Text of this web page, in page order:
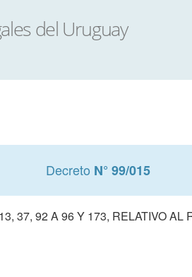
Decreto N° 99/015
37, 92 A 96 Y 173, RELATIVO